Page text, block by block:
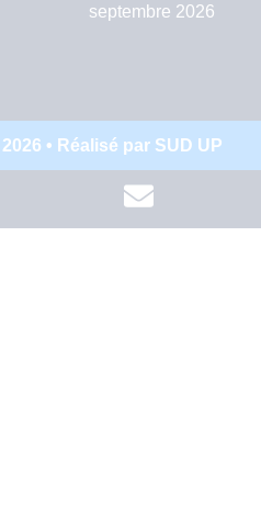
septembre 2026
• Réalisé par SUD UP